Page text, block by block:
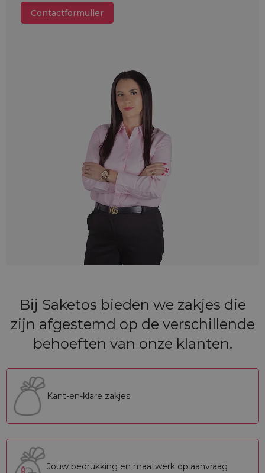
Contactformulier
Bij Saketos bieden we zakjes die
zijn afgestemd op de verschillende
behoeften van onze klanten.
Kant-en-klare zakjes
Jouw bedrukking en maatwerk op aanvraag